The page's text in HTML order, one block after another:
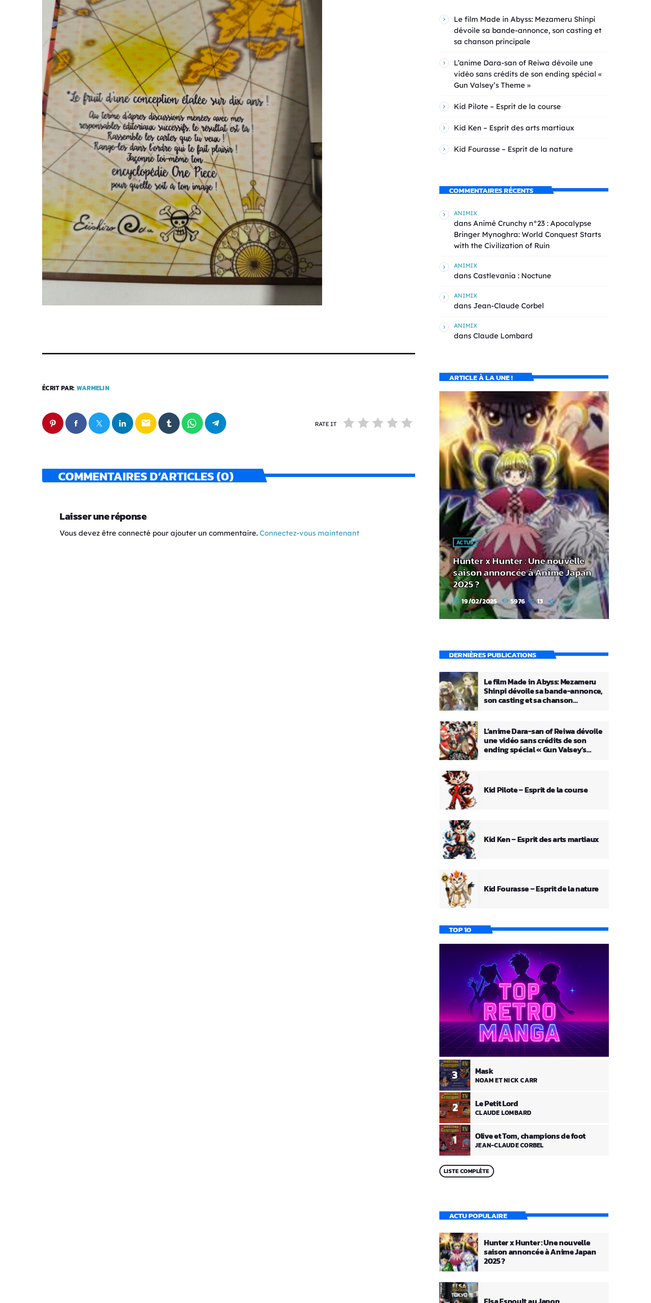
ÉCRIT PAR: WARMELIN
email RATE IT
COMMENTAIRES D’ARTICLES (0)
Laisser une réponse
Vous devez être connecté pour ajouter un commentaire. Connectez-vous maintenant
Le film Made in Abyss: Mezameru Shinpi
dévoile sa bande-annonce, son casting et
sa chanson principale
L’anime Dara-san of Reiwa dévoile une
vidéo sans crédits de son ending spécial «
Gun Valsey’s Theme »
Kid Pilote – Esprit de la course
Kid Ken – Esprit des arts martiaux
Kid Fourasse – Esprit de la nature
COMMENTAIRES RÉCENTS
ANIMIX
dans Animé Crunchy n°23 : Apocalypse
Bringer Mynoghra: World Conquest Starts
with the Civilization of Ruin
ANIMIX
dans Castlevania : Noctune
ANIMIX
dans Jean-Claude Corbel
ANIMIX
dans Claude Lombard
ARTICLE À LA UNE !
ACTUS
Hunter x Hunter : Une nouvelle
saison annoncée à Anime Japan
2025 ?
today 19/02/2025 5976 13
DERNIÈRES PUBLICATIONS
Le film Made in Abyss: Mezameru
Shinpi dévoile sa bande-annonce,
son casting et sa chanson
L’anime Dara-san of Reiwa dévoile
une vidéo sans crédits de son
ending spécial « Gun Valsey’s
Kid Pilote – Esprit de la course
Kid Ken – Esprit des arts martiaux
Kid Fourasse – Esprit de la nature
TOP 10
1 Olive et Tom, champions de foot
JEAN-CLAUDE CORBEL
2 Le Petit Lord
CLAUDE LOMBARD
3 Mask
NOAM ET NICK CARR
LISTE COMPLÈTE
ACTU POPULAIRE
Hunter x Hunter : Une nouvelle
saison annoncée à Anime Japan
2025 ?